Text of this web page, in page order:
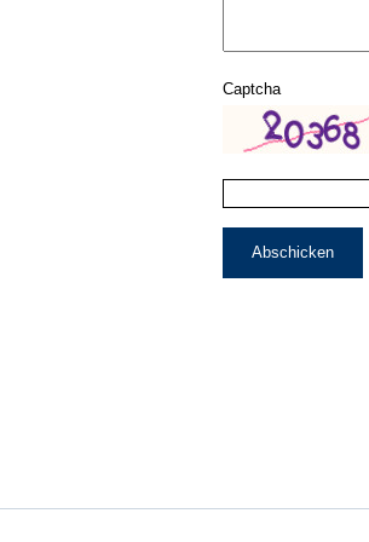
Captcha
Abschicken